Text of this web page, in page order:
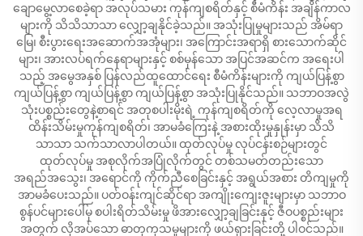
ချောမွေ့လာစေခဲ့ရာ အလုပ်သမား ကုန်ကျစရိတ်နှင့် စီမံကိန်း အချိန်ကာလ
များကို သိသိသာသာ လျှော့ချနိုင်ခဲ့သည်။ အသုံးပြုမှုများသည် အိမ်ရာ
မြေ၊ စီးပွားရေးအဆောက်အအုံများ၊ အကြောင်းအရာရှိ စားသောက်ဆိုင်
များ၊ အားလပ်ရက်နေရာများနှင့် စစ်မှန်သော အပြင်အဆင်က အရေးပါ
သည့် အမွေအနှစ် ပြန်လည်ထူထောင်ရေး စီမံကိန်းများကို ကျယ်ပြန့်စွာ
ကျယ်ပြန့်စွာ ကျယ်ပြန့်စွာ ကျယ်ပြန့်စွာ အသုံးပြုနိုင်သည်။ သဘာဝအလွဲ
သုံးပစ္စည်းတွေနဲ့စာရင် အတုစပါးမိုးရဲ့ ကုန်ကျစရိတ်ကို လေ့လာမှုအရ
ထိန်းသိမ်းမှုကုန်ကျစရိတ်၊ အာမခံကြေးနဲ့ အစားထိုးမှုနှုန်းမှာ သိသိ
သာသာ သက်သာလာပါတယ်။ ထုတ်လုပ်မှု လုပ်ငန်းစဉ်များတွင်
ထုတ်လုပ်မှု အစုလိုက်အပြုံလိုက်တွင် တစ်သမတ်တည်းသော
အရည်အသွေး၊ အရောင်ကို ကိုက်ညီစေခြင်းနှင့် အရွယ်အစား တိကျမှုကို
အာမခံပေးသည်။ ပတ်ဝန်းကျင်ဆိုင်ရာ အကျိုးကျေးဇူးများမှာ သဘာဝ
စွန်ပင်များပေါ်မှ စပါးရိတ်သိမ်းမှု ဖိအားလျှော့ချခြင်းနှင့် ဇီဝပစ္စည်းများ
အတွက် လိုအပ်သော ဓာတုကုသမှုများကို ဖယ်ရှားခြင်းတို့ ပါဝင်သည်။